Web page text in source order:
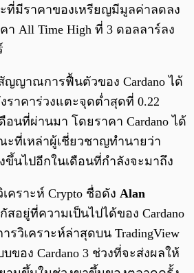
มีราคาของเหรียญมีมูลค่าลดลง
า All Time High ที่ 3 ดอลลาร์ลง
ญญาณการฟื้นตัวของ Cardano ได้
ราคาร่วงแตะจุดต่ำสุดที่ 0.22
อนที่ผ่านมา โดยราคา Cardano ได้
ะที่เหล่าผู้เชี่ยวชาญทำนายว่า
ขึ้นไปอีกในเดือนที่กำลังจะมาถึง
คราะห์ Crypto ชื่อดัง Alan
อยู่ที่ความเป็นไปได้ของ Cardano
รวิเคราะห์ล่าสุดบน TradingView
ของ Cardano 3 ช่วงที่จะส่งผลให้